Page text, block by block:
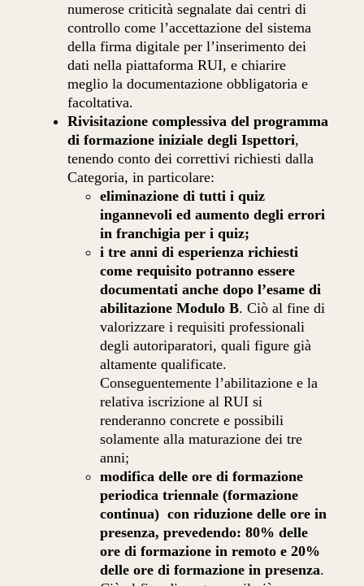
numerose criticità segnalate dai centri di
controllo come l’accettazione del sistema
della firma digitale per l’inserimento dei
dati nella piattaforma RUI, e chiarire
meglio la documentazione obbligatoria e
facoltativa.
Rivisitazione complessiva del programma
di formazione iniziale degli Ispettori,
tenendo conto dei correttivi richiesti dalla
Categoria, in particolare:
eliminazione di tutti i quiz
ingannevoli ed aumento degli errori
in franchigia per i quiz;
i tre anni di esperienza richiesti
come requisito potranno essere
documentati anche dopo l’esame di
abilitazione Modulo B. Ciò al fine di
valorizzare i requisiti professionali
degli autoriparatori, quali figure già
altamente qualificate.
Conseguentemente l’abilitazione e la
relativa iscrizione al RUI si
renderanno concrete e possibili
solamente alla maturazione dei tre
anni;
modifica delle ore di formazione
periodica triennale (formazione
continua) con riduzione delle ore in
presenza, prevedendo: 80% delle
ore di formazione in remoto e 20%
delle ore di formazione in presenza.